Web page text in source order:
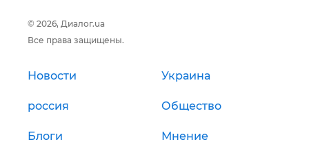
© 2026, Диалог.ua
Все права защищены.
Новости Украина
россия Общество
Блоги Мнение